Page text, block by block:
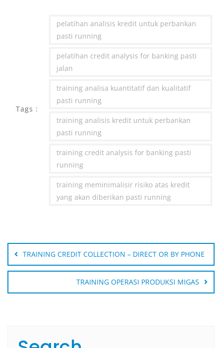
Tags :
pelatihan analisis kredit untuk perbankan
pasti running
pelatihan credit analysis for banking pasti
jalan
training analisa kuantitatif dan kualitatif
pasti running
training analisis kredit untuk perbankan
pasti running
training credit analysis for banking pasti
running
training meminimalisir risiko atas kredit
yang akan diberikan pasti running
Post
navigation
TRAINING CREDIT COLLECTION – DIRECT OR BY PHONE
TRAINING OPERASI PRODUKSI MIGAS